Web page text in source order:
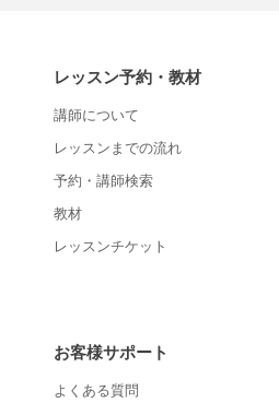
レッスン予約・教材
講師について
レッスンまでの流れ
予約・講師検索
教材
レッスンチケット
お客様サポート
よくある質問